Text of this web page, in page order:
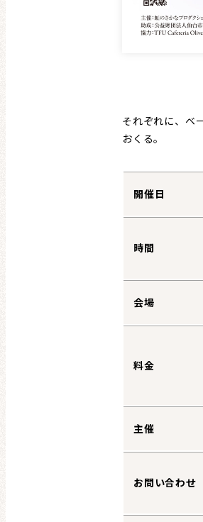
それぞれに、ベ
おくる。
開催日
時間
会場
料金
主催
お問い合わせ